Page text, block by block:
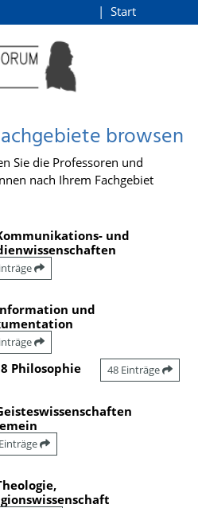
Start
browsen
Sie die Professoren und
nach Ihrem Fachgebiet
und
und
Philosophie 48 Einträge